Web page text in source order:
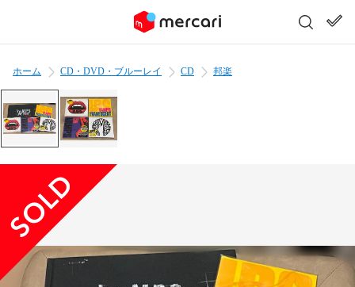
ホーム CD・DVD・ブルーレイ CD 邦楽